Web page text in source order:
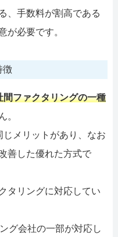
、手数料が割高である
が必要です。
徴
間ファクタリングの一種
。
メリットがあり、なお
善した優れた方式で
タリングに対応してい
グ会社の一部が対応し